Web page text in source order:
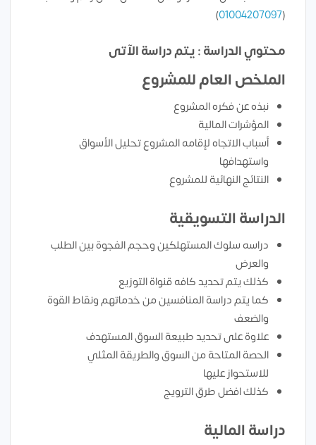
(
01004207097
)
محتوي الدراسة : يتم دراسة الآتى
الملخص العام للمشروع
نبذه عن فكره المشروع
المؤشرات المالية
أسباب الاتجاه لإقامه المشروع تحليل الأسواق
واستهدافها
النتائج النهائية للمشروع
الدراسة التسويقية
دراسه سلوك المستهلكين وحجم الفجوة بين الطلب
والعرض
كذلك يتم تحديد كافه قنواة التوزيع
كما يتم دراسة المنافسين من خدماتهم ونقاط القوة
والضعف
علاوة على تحديد طبيعة السوق المستهدف
الحصة المتاحة من السوق والطريقة المثلي
للاستحواز عليها
كذلك افضل طرق الترويج
دراسة المالية